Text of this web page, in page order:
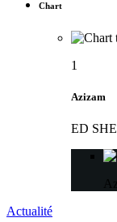
Chart
1
Azizam
ED
Actualité